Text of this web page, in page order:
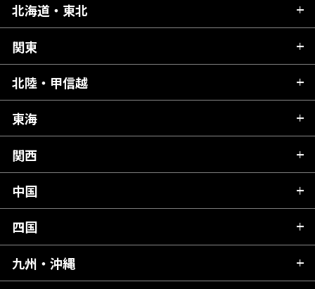
北海道・東北
北海道
青森県
秋田県
岩手県
宮城県
福島県
関東
茨城県
栃木県
群馬県
千葉県
東京都
神奈川県
北陸・甲信越
新潟県
富山県
石川県
山梨県
長野県
東海
岐阜県
静岡県
愛知県
関西
滋賀県
京都府
大阪府
中国
広島県
岡山県
四国
愛媛県
九州・沖縄